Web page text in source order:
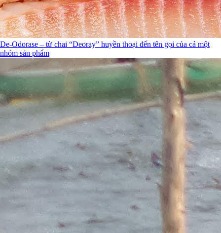
De-Odorase – từ chai “Deoray” huyền thoại đến tên gọi của cả một
nhóm sản phẩm